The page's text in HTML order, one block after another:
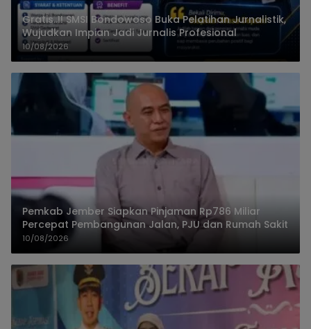
Gratis..!! SMSI Bondowoso Buka Pelatihan Jurnalistik,
Wujudkan Impian Jadi Jurnalis Profesional
10/08/2026
Pemkab Jember Siapkan Pinjaman Rp786 Miliar
Percepat Pembangunan Jalan, PJU dan Rumah Sakit
10/08/2026